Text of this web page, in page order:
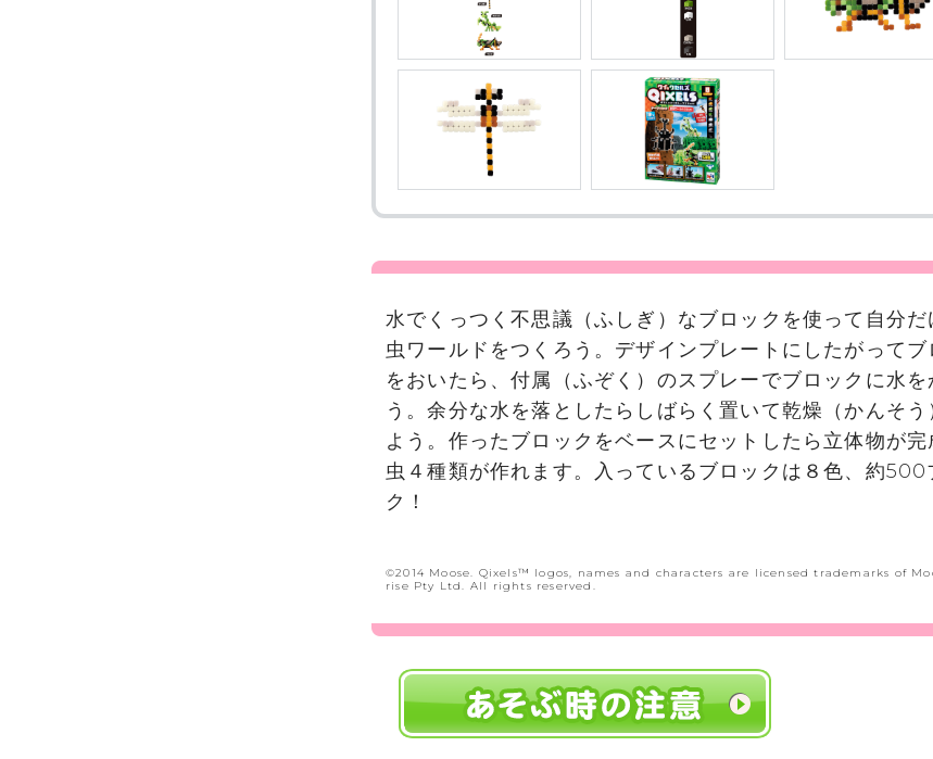
水でくっつく不思議（ふしぎ）なブロックを使って自分だ
虫ワールドをつくろう。デザインプレートにしたがってブ
をおいたら、付属（ふぞく）のスプレーでブロックに水を
う。余分な水を落としたらしばらく置いて乾燥（かんそう
よう。作ったブロックをベースにセットしたら立体物が完
虫４種類が作れます。入っているブロックは８色、約500
ク！
©2014 Moose. Qixels™ logos, names and characters are licensed trademarks of
rise Pty Ltd. All rights reserved.